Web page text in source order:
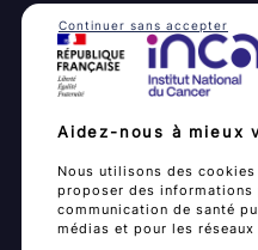
Je fais
Cancer du
Aidez-nous à mieux
Nous utilisons des
proposer des
communication de santé
médias et pour les réseaux
Continuer sans accepter